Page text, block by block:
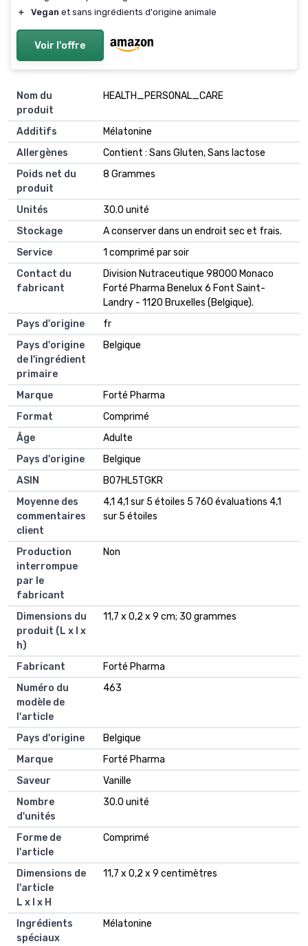
＋
Vegan et sans ingrédients d'origine animale
Voir l'offre
Nom du
produit
‎HEALTH_PERSONAL_CARE
Additifs
‎Mélatonine
Allergènes
‎Contient : Sans Gluten, Sans lactose
Poids net du
produit
‎8 Grammes
Unités
‎30.0 unité
Stockage
‎A conserver dans un endroit sec et frais.
Service
‎1 comprimé par soir
Contact du
fabricant
‎Division Nutraceutique 98000 Monaco
Forté Pharma Benelux 6 Font Saint-
Landry - 1120 Bruxelles (Belgique).
Pays d'origine
‎fr
Pays d'origine
de l'ingrédient
primaire
‎Belgique
Marque
‎Forté Pharma
Format
‎Comprimé
Âge
‎Adulte
Pays d'origine
‎Belgique
ASIN
B07HL5TGKR
Moyenne des
commentaires
client
4,1 4,1 sur 5 étoiles 5 760 évaluations 4,1
sur 5 étoiles
Production
interrompue
par le
fabricant
Non
Dimensions du
produit (L x l x
h)
11,7 x 0,2 x 9 cm; 30 grammes
Fabricant
Forté Pharma
Numéro du
modèle de
l'article
463
Pays d'origine
Belgique
Marque
Forté Pharma
Saveur
Vanille
Nombre
d'unités
30.0 unité
Forme de
l'article
Comprimé
Dimensions de
l'article
L x l x H
11,7 x 0,2 x 9 centimètres
Ingrédients
spéciaux
Mélatonine